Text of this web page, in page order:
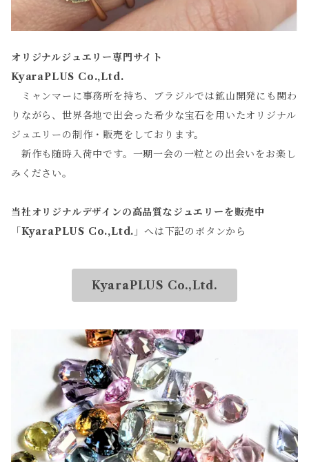
オリジナルジュエリー専門サイト
KyaraPLUS Co.,Ltd.
ミャンマーに事務所を持ち、ブラジルでは鉱山開発にも関わ
りながら、世界各地で出会った希少な宝石を用いたオリジナル
ジュエリーの制作・販売をしております。
新作も随時入荷中です。一期一会の一粒との出会いをお楽し
みください。
当社オリジナルデザインの高品質なジュエリーを販売中
「 KyaraPLUS Co.,Ltd. 」へは下記のボタンから
KyaraPLUS Co.,Ltd.